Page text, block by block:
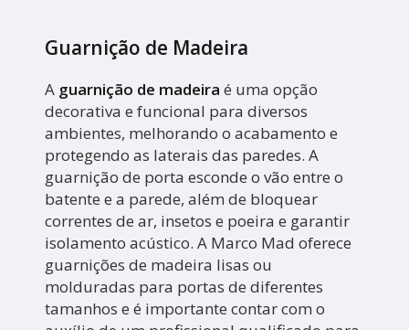
Guarnição de Madeira
A guarnição de madeira é uma opção
decorativa e funcional para diversos
ambientes, melhorando o acabamento e
protegendo as laterais das paredes. A
guarnição de porta esconde o vão entre o
batente e a parede, além de bloquear
correntes de ar, insetos e poeira e garantir
isolamento acústico. A Marco Mad oferece
guarnições de madeira lisas ou
molduradas para portas de diferentes
tamanhos e é importante contar com o